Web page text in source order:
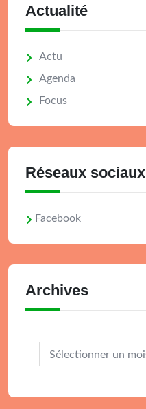
Actualité
Actu
Agenda
Focus
Réseaux sociaux
Facebook
Archives